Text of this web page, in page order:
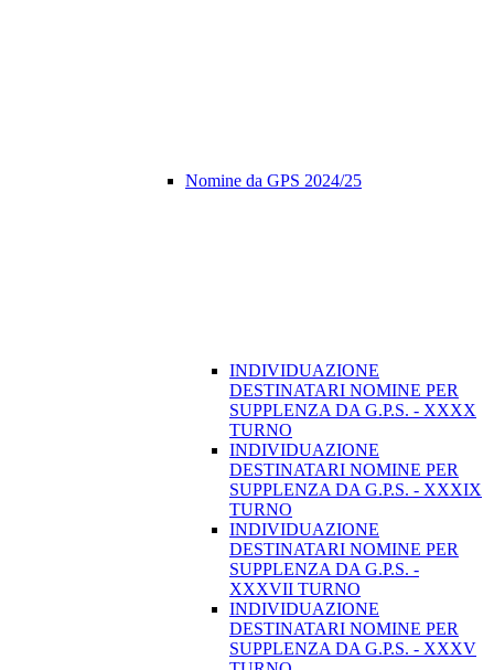
Nomine da GPS 2024/25
INDIVIDUAZIONE
DESTINATARI NOMINE PER
SUPPLENZA DA G.P.S. - XXXX
TURNO
INDIVIDUAZIONE
DESTINATARI NOMINE PER
SUPPLENZA DA G.P.S. - XXXIX
TURNO
INDIVIDUAZIONE
DESTINATARI NOMINE PER
SUPPLENZA DA G.P.S. -
XXXVII TURNO
INDIVIDUAZIONE
DESTINATARI NOMINE PER
SUPPLENZA DA G.P.S. - XXXV